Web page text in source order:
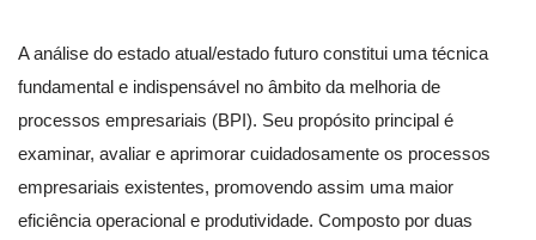
A análise do estado atual/estado futuro constitui uma técnica
fundamental e indispensável no âmbito da melhoria de
processos empresariais (BPI). Seu propósito principal é
examinar, avaliar e aprimorar cuidadosamente os processos
empresariais existentes, promovendo assim uma maior
eficiência operacional e produtividade. Composto por duas